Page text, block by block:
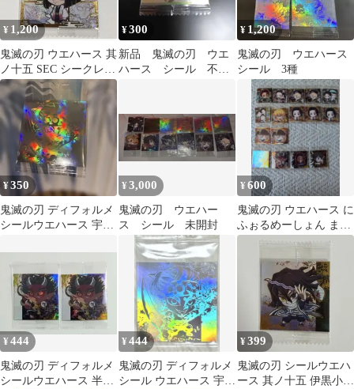
¥ 1,200
鬼滅の刃 ウエハース 其
ノ十五 SEC シークレッ
ト 産屋敷耀哉
¥300
新品 鬼滅の刃 ウエ
ハース シール 不死
¥ 1,200
鬼滅の刃 ウエハース
シール 3種
¥350
鬼滅の刃 ディフォルメ
シールウエハース 宇髄
¥3,000
鬼滅の刃 ウエハー
ス シール 未開封
¥600
鬼滅の刃 ウエハース に
ふぉるめーしょん まと
め売り
¥444
鬼滅の刃 ディフォルメ
シールウエハース 半天
¥444
鬼滅の刃 ディフォルメ
シール ウエハース 宇髄
¥399
鬼滅の刃 シールウエハ
ース 其ノ十五 伊黒小芭